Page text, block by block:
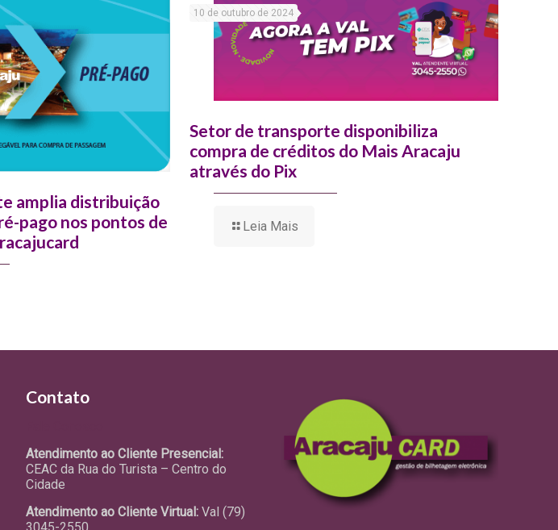
amplia distribuição
pago nos pontos de
10 de outubro de 2024
Setor de transporte disponibiliza
compra de créditos do Mais Aracaju
através do Pix
Leia Mais
Contato
Atendimento ao Cliente Presencial:
CEAC da Rua do Turista – Centro do
Cidade
Atendimento ao Cliente Virtual: Val (79)